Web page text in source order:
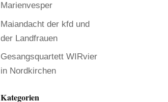
Marienvesper
Maiandacht der kfd und
der Landfrauen
Gesangsquartett WIRvier
in Nordkirchen
Kategorien